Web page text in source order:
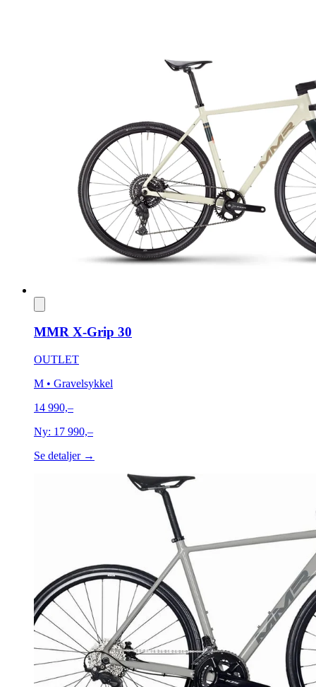
MMR X-Grip 30
OUTLET
M • Gravelsykkel
14 990,–
Ny: 17 990,–
Se detaljer →